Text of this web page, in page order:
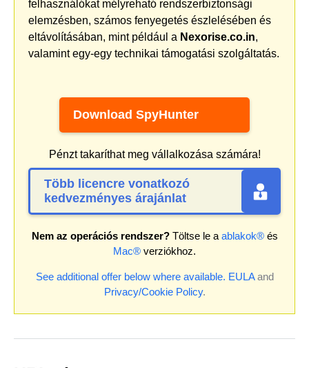
felhasználókat mélyreható rendszerbiztonsági
elemzésben, számos fenyegetés észlelésében és
eltávolításában, mint például a Nexorise.co.in,
valamint egy-egy technikai támogatási szolgáltatás.
Download SpyHunter
Pénzt takaríthat meg vállalkozása számára!
Több licencre vonatkozó
kedvezményes árajánlat
Nem az operációs rendszer?Töltse le a ablakok®és
Mac® verziókhoz.
See additional offer below where available. EULAand
Privacy/Cookie Policy.